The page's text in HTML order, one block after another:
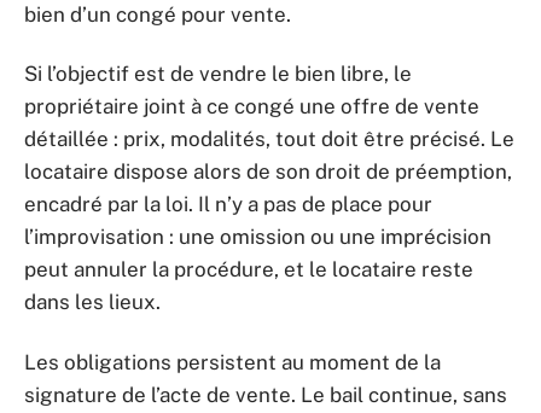
bien d’un congé pour vente.
Si l’objectif est de vendre le bien libre, le
propriétaire joint à ce congé une offre de vente
détaillée : prix, modalités, tout doit être précisé. Le
locataire dispose alors de son droit de préemption,
encadré par la loi. Il n’y a pas de place pour
l’improvisation : une omission ou une imprécision
peut annuler la procédure, et le locataire reste
dans les lieux.
Les obligations persistent au moment de la
signature de l’acte de vente. Le bail continue, sans